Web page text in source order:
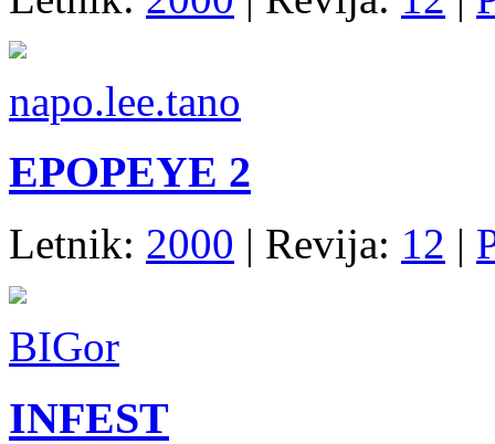
napo.lee.tano
EPOPEYE 2
Letnik: 2000 | Revija: 12 |
BIGor
INFEST